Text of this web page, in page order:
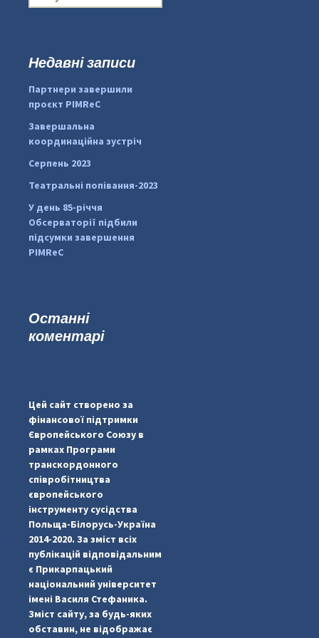
pimrec_project
о
:Недавні записи
Партнери завершили
проєкт PIMReC
Завершальна
координаційна зустріч
Серпень 2023
Театральні попівання-2023
У день 85-річчя
Обсерваторії підбили
підсумки завершення
PIMReC
Останні
коментарі
Цей сайт створено за
фінансової підтримки
Європейського Союзу в
рамках Програми
транскордонного
співробітництва
європейського
інструменту сусідства
Польща-Білорусь-Україна
2014-2020. За зміст всіх
публікацій відповідальним
є Прикарпацький
національний університет
імені Василя Стефаника.
Зміст сайту, за будь-яких
обставин, не відображає